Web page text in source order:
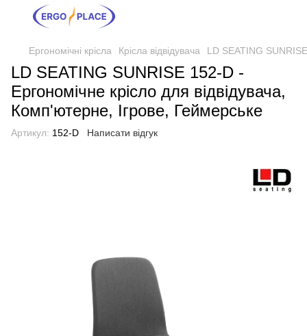
Ергономічні крісла Крісла відвідувача LD SEATING
LD SEATING SUNRISE 152-D -
Ергономічне крісло для відвідувача,
Комп'ютерне, Ігрове, Геймерське
Артикул: 152-D Написати відгук